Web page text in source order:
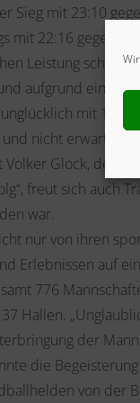
Sieg mit 23:10
mit 22:16 gegen
Leistung
aufgrund einer
mit 16:18
nicht erwarteter
Glock, der
freut sich auch
war.
nur von ihren
Erlebnissen auf
776
Hallen.
der
die
von der